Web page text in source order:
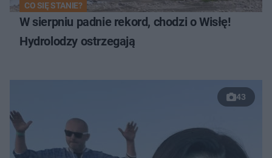
CO SIĘ STANIE?
W sierpniu padnie rekord, chodzi o Wisłę!
Hydrolodzy ostrzegają
43